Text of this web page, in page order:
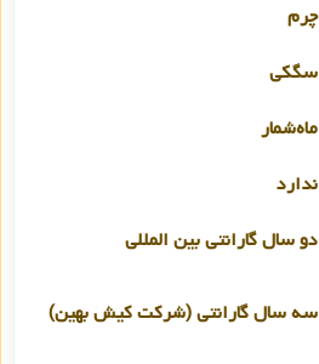
چرم
سگکی
ماه‌شمار
ندارد
دو سال گارانتی بین المللی
سه سال گارانتی (شرکت کیش بهین)